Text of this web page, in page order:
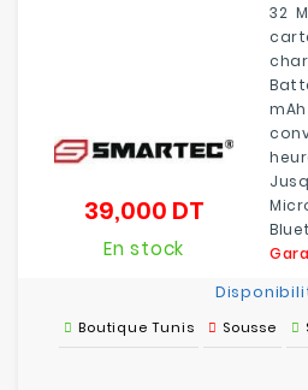
32
39,000 DTPrix
En stock
Boutique Tunis Sousse